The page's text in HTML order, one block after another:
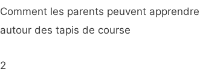
Comment les parents peuvent
autour des tapis de course
2